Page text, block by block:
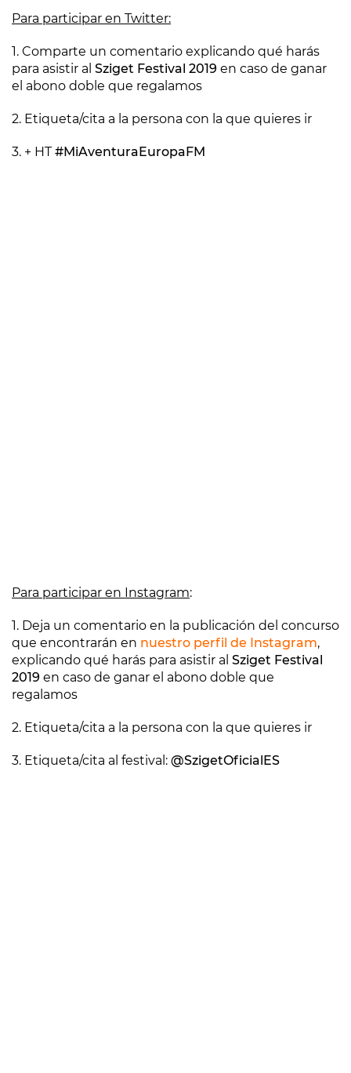
Para participar en Twitter:
1. Comparte un comentario explicando qué harás
para asistir al Sziget Festival 2019 en caso de ganar
el abono doble que regalamos
2. Etiqueta/cita a la persona con la que quieres ir
3. + HT#MiAventuraEuropaFM
Para participar en Instagram:
1. Deja un comentario en la publicación del concurso
que encontrarán en nuestro perfil de Instagram,
explicando qué harás para asistir al Sziget Festival
2019 en caso de ganar el abono doble que
regalamos
2. Etiqueta/cita a la persona con la que quieres ir
3. Etiqueta/cita al festival: @SzigetOficialES